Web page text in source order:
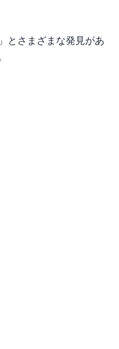
とさまざまな発見があ